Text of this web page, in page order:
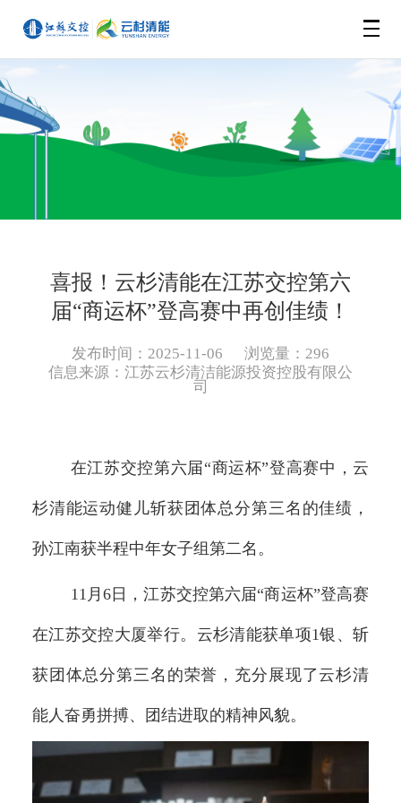
企业概况
公示公告
基本信息
所属企业
苏交控如东海上风力发电有限公司
云杉绿洲
联系我们
喜报！云杉清能在江苏交控第六
届“商运杯”登高赛中再创佳绩！
发布时间：2025-11-06
浏览量：296
信息来源： 江苏云杉清洁能源投资控股有限公
司
在江苏交控第六届“商运杯”登高赛中，云
杉清能运动健儿斩获团体总分第三名的佳绩，
孙江南获半程中年女子组第二名。
11月6日，江苏交控第六届“商运杯”登高赛
在江苏交控大厦举行。云杉清能获单项1银、斩
获团体总分第三名的荣誉，充分展现了云杉清
能人奋勇拼搏、团结进取的精神风貌。